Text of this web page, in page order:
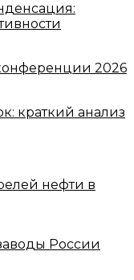
2026
краткий анализ
нефти в
России